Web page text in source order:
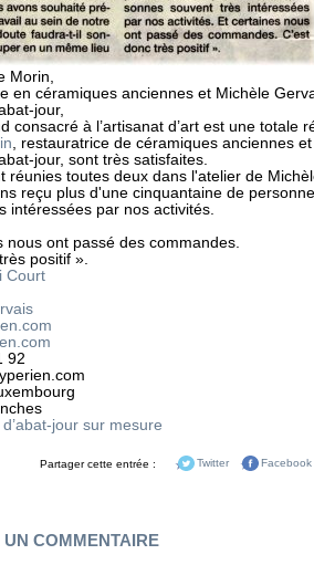
Morin,
en céramiques anciennes et Michèle
jour,
consacré à l’artisanat d’art est une totale
, restauratrice de céramiques anciennes
jour, sont très satisfaites.
réunies toutes deux dans l'atelier de
reçu plus d'une cinquantaine de
intéressées par nos activités.
nous ont passé des commandes.
positif ».
Court
92
jour sur mesure
Partager cette entrée : Twitter Facebook
COMMENTAIRE